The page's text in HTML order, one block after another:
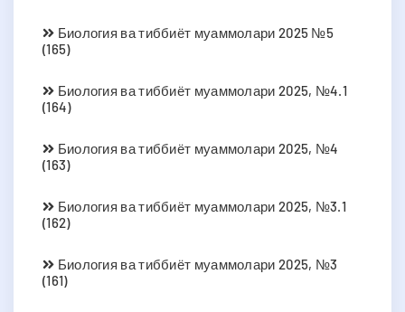
Биология ва тиббиёт муаммолари 2025 №5
(165)
Биология ва тиббиёт муаммолари 2025, №4.1
(164)
Биология ва тиббиёт муаммолари 2025, №4
(163)
Биология ва тиббиёт муаммолари 2025, №3.1
(162)
Биология ва тиббиёт муаммолари 2025, №3
(161)